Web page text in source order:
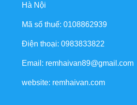
Hà Nội
Mã số thuế: 0108862939
Điện thoại: 0983833822
Email: remhaivan89@gmail.com
website: remhaivan.com